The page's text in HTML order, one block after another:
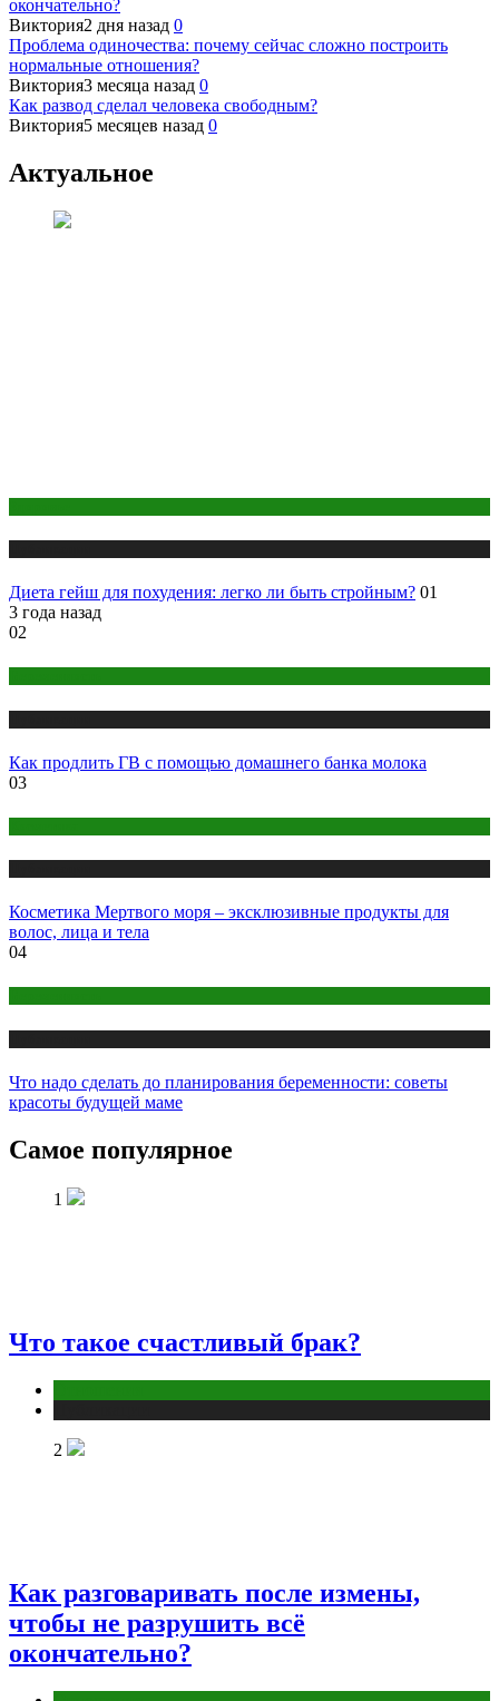
окончательно?
Виктория2 дня назад 0
Проблема одиночества: почему сейчас сложно построить
нормальные отношения?
Виктория3 месяца назад 0
Как развод сделал человека свободным?
Виктория5 месяцев назад 0
Актуальное
Диета гейш для похудения: легко ли быть стройным? 01
3 года назад
02
Как продлить ГВ с помощью домашнего банка молока
03
Косметика Мертвого моря – эксклюзивные продукты для
волос, лица и тела
04
Что надо сделать до планирования беременности: советы
красоты будущей маме
Самое популярное
1
Что такое счастливый брак?
2
Как разговаривать после измены,
чтобы не разрушить всё
окончательно?